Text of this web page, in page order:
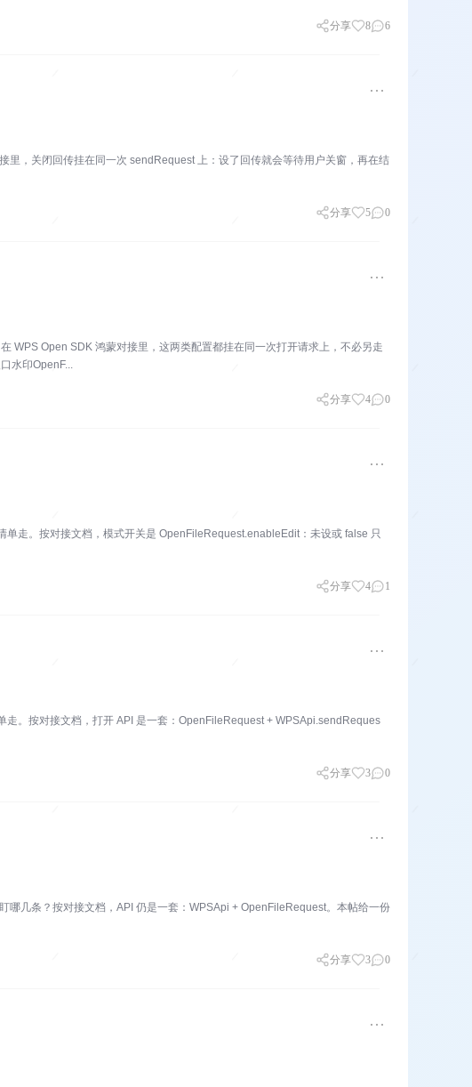
分享 8 6
，关闭回传挂在同一次 sendRequest 上：设了回传就会等待用户关窗，再在结
分享 5 0
WPS Open SDK 鸿蒙对接里，这两类配置都挂在同一次打开请求上，不必另走
水印OpenF...
分享 4 0
走。按对接文档，模式开关是 OpenFileRequest.enableEdit：未设或 false 只
分享 4 1
。按对接文档，打开 API 是一套：OpenFileRequest + WPSApi.sendReques
分享 3 0
哪几条？按对接文档，API 仍是一套：WPSApi + OpenFileRequest。本帖给一份
分享 3 0